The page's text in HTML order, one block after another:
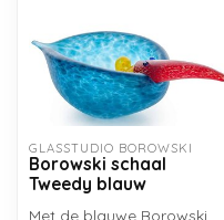
GLASSTUDIO BOROWSKI
Borowski schaal
Tweedy blauw
Met de blauwe Borowski